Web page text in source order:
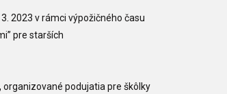
2023 v rámci výpožičného času
pre starších
organizované podujatia pre škôlky